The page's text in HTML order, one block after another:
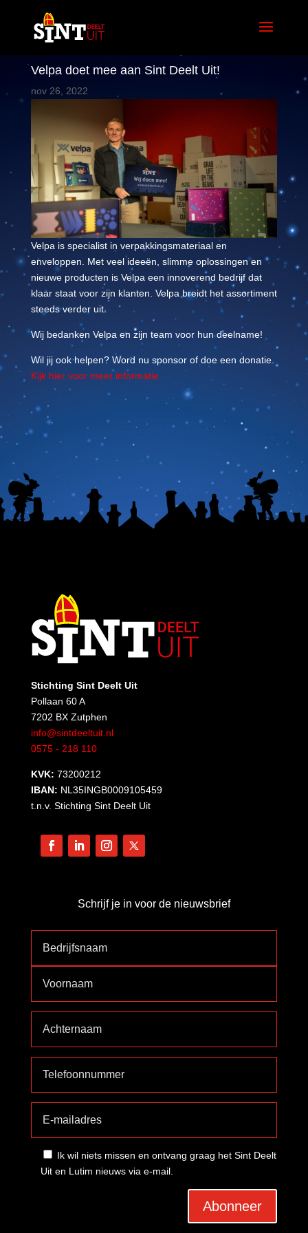
Velpa doet mee aan Sint Deelt Uit!
nov 26, 2022
Velpa is specialist in verpakkingsmateriaal en
enveloppen. Met veel ideeën, slimme oplossingen en
nieuwe producten is Velpa een innoverend bedrijf dat
klaar staat voor zijn klanten. Velpa breidt het assortiment
steeds verder uit.
Wij bedanken Velpa en zijn team voor hun deelname!
Wil jij ook helpen? Word nu sponsor of doe een donatie.
Kijk hier voor meer informatie.
Stichting Sint Deelt Uit
Pollaan 60 A
7202 BX Zutphen
info@sintdeeltuit.nl
0575 - 218 110
KVK: 73200212
IBAN: NL35INGB0009105459
t.n.v. Stichting Sint Deelt Uit
Schrijf je in voor de nieuwsbrief
Ik wil niets missen en ontvang graag het Sint Deelt
Uit en Lutim nieuws via e-mail.
Abonneer